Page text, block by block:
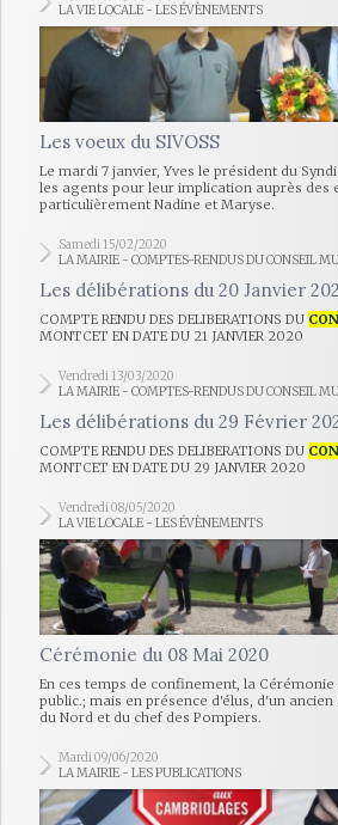
LA VIE LOCALE - LES ÉVÈNEMENTS
Les voeux du SIVOSS
Le mardi 7 janvier, Yves le président du
les agents pour leur implication auprès des
particulièrement Nadine et Maryse.
Samedi 15/02/2020
LA MAIRIE - COMPTES-RENDUS DU CONSEIL
Les délibérations du 20 Janvier
COMPTE RENDU DES DELIBERATIONS DU
MONTCET EN DATE DU 21 JANVIER 2020
Vendredi 13/03/2020
LA MAIRIE - COMPTES-RENDUS DU CONSEIL
Les délibérations du 29 Février
COMPTE RENDU DES DELIBERATIONS DU
MONTCET EN DATE DU 29 JANVIER 2020
Vendredi 08/05/2020
LA VIE LOCALE - LES ÉVÈNEMENTS
Cérémonie du 08 Mai 2020
En ces temps de confinement, la
public.; mais en présence d'élus, d'un
du Nord et du chef des Pompiers.
Mardi 09/06/2020
LA MAIRIE - LES PUBLICATIONS